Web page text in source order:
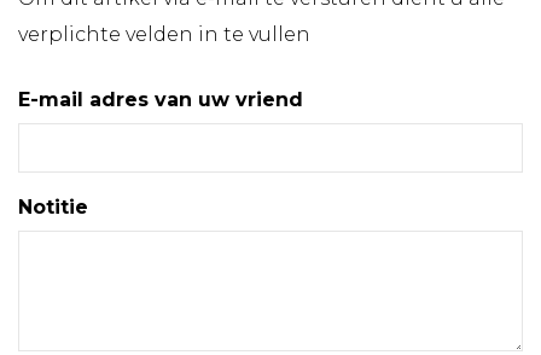
verplichte velden in te vullen
E-mail adres van uw vriend
Notitie